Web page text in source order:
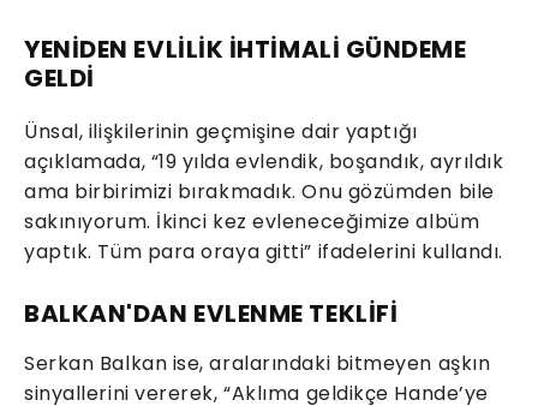
YENİDEN EVLİLİK İHTİMALİ GÜNDEME
GELDİ
Ünsal, ilişkilerinin geçmişine dair yaptığı
açıklamada, “19 yılda evlendik, boşandık, ayrıldık
ama birbirimizi bırakmadık. Onu gözümden bile
sakınıyorum. İkinci kez evleneceğimize albüm
yaptık. Tüm para oraya gitti” ifadelerini kullandı.
BALKAN'DAN EVLENME TEKLİFİ
Serkan Balkan ise, aralarındaki bitmeyen aşkın
sinyallerini vererek, “Aklıma geldikçe Hande’ye